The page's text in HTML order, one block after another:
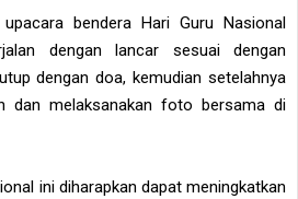
upacara bendera Hari Guru Nasional
dengan lancar sesuai dengan
dengan doa, kemudian setelahnya
dan melaksanakan foto bersama di
ini diharapkan dapat meningkatkan